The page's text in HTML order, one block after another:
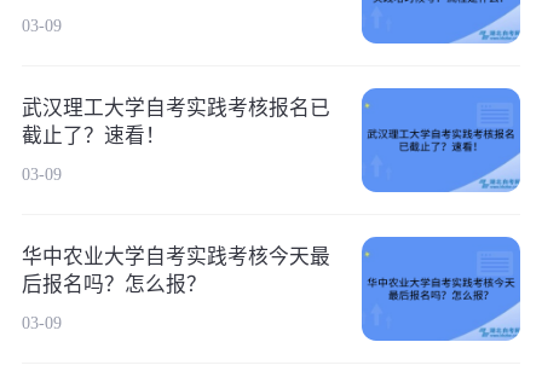
03-09
武汉理工大学自考实践考核报名已
截止了？速看！
03-09
华中农业大学自考实践考核今天最
后报名吗？怎么报？
03-09